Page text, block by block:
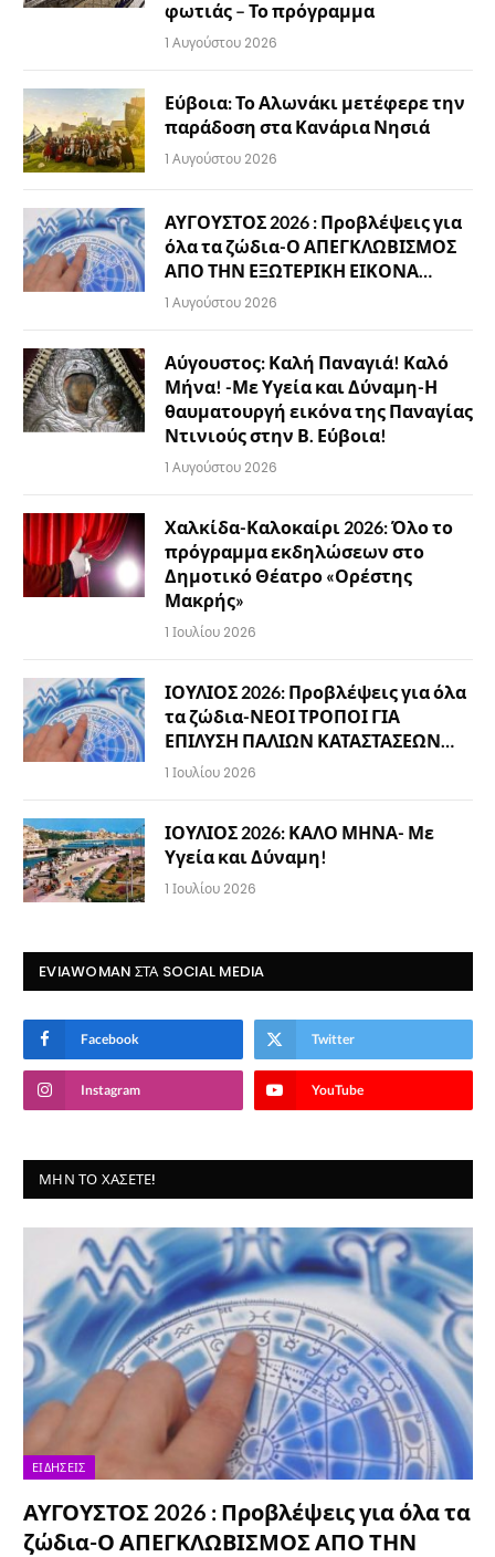
φωτιάς – Το πρόγραμμα
1 Αυγούστου 2026
Εύβοια: Το Αλωνάκι μετέφερε την
παράδοση στα Κανάρια Νησιά
1 Αυγούστου 2026
ΑΥΓΟΥΣΤΟΣ 2026 : Προβλέψεις για
όλα τα ζώδια-Ο ΑΠΕΓΚΛΩΒΙΣΜΟΣ
ΑΠΟ ΤΗΝ ΕΞΩΤΕΡΙΚΗ ΕΙΚΟΝΑ…
1 Αυγούστου 2026
Αύγουστος: Καλή Παναγιά! Καλό
Μήνα! -Με Υγεία και Δύναμη-Η
θαυματουργή εικόνα της Παναγίας
Ντινιούς στην Β. Εύβοια!
1 Αυγούστου 2026
Χαλκίδα-Καλοκαίρι 2026: Όλο το
πρόγραμμα εκδηλώσεων στο
Δημοτικό Θέατρο «Ορέστης
Μακρής»
1 Ιουλίου 2026
ΙΟΥΛΙΟΣ 2026: Προβλέψεις για όλα
τα ζώδια-ΝΕΟΙ ΤΡΟΠΟΙ ΓΙΑ
ΕΠΙΛΥΣΗ ΠΑΛΙΩΝ ΚΑΤΑΣΤΑΣΕΩΝ…
1 Ιουλίου 2026
ΙΟΥΛΙΟΣ 2026: ΚΑΛΟ ΜΗΝΑ- Με
Υγεία και Δύναμη!
1 Ιουλίου 2026
EVIAWOMAN ΣΤΑ SOCIAL MEDIA
Facebook Twitter
Instagram YouTube
ΜΗΝ ΤΟ ΧΆΣΕΤΕ!
ΕΙΔΉΣΕΙΣ
ΑΥΓΟΥΣΤΟΣ 2026 : Προβλέψεις για όλα τα
ζώδια-Ο ΑΠΕΓΚΛΩΒΙΣΜΟΣ ΑΠΟ ΤΗΝ